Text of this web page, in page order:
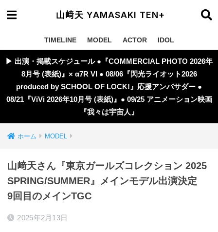
山﨑天 YAMASAKI TEN+
TIMELINE MODEL ACTOR IDOL
▶︎ 出演・掲載スケジュール ●『COMMERCIAL PHOTO 2026年
8月号 (表紙)』× α7R VI ● 08/06『閃光ライオット2026
produced by SCHOOL OF LOCK!』応援アンバサダー ●
08/21『ViVi 2026年10月号 (表紙)』● 09/25 アニメーション映画
『我々は宇宙人』
ホーム MODEL
山﨑天さん『東京ガールズコレクション 2025
SPRING/SUMMER』メインモデル出演決定
9回目のメインTGC
2025年2月13日